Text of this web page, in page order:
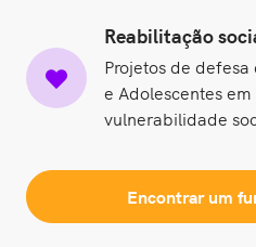
Reabilitação
Projetos de
e Adolescentes
vulnerabilidade
Encontrar um